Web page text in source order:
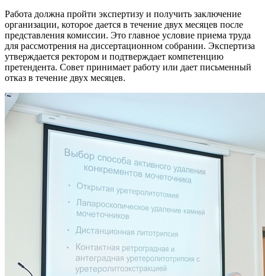
Работа должна пройти экспертизу и получить заключение
организации, которое дается в течение двух месяцев после
представления комиссии. Это главное условие приема труда
для рассмотрения на диссертационном собрании. Экспертиза
утверждается ректором и подтверждает компетенцию
претендента. Совет принимает работу или дает письменный
отказ в течение двух месяцев.